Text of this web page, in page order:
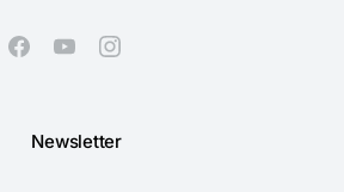
Newsletter